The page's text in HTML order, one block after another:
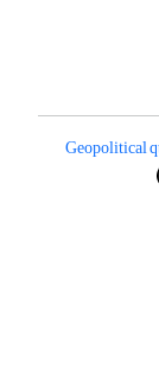
Geopolitical